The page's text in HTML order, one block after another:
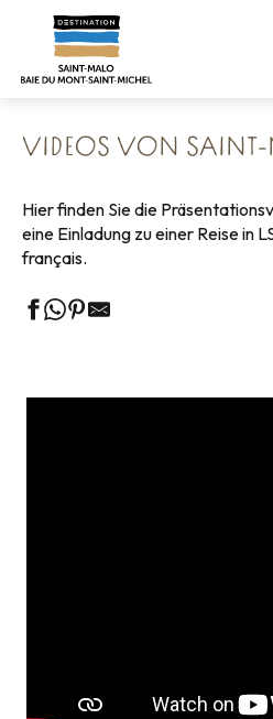
contenu
Startseite
Barrierefreie Spaziergänge und
Videos von Saint-Malo LSF
VIDEOS VON SAINT-
Hier finden Sie die
eine Einladung zu einer Reise in
français.